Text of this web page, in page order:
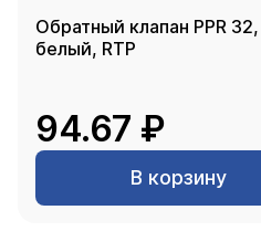
Обратный клапан PPR 32,
белый, RTP
94.67 ₽
В корзину